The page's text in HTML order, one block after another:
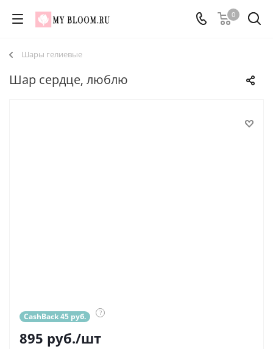
0
Шары гелиевые
Шар сердце, люблю
CashBack 45 руб. ?
895 руб./шт